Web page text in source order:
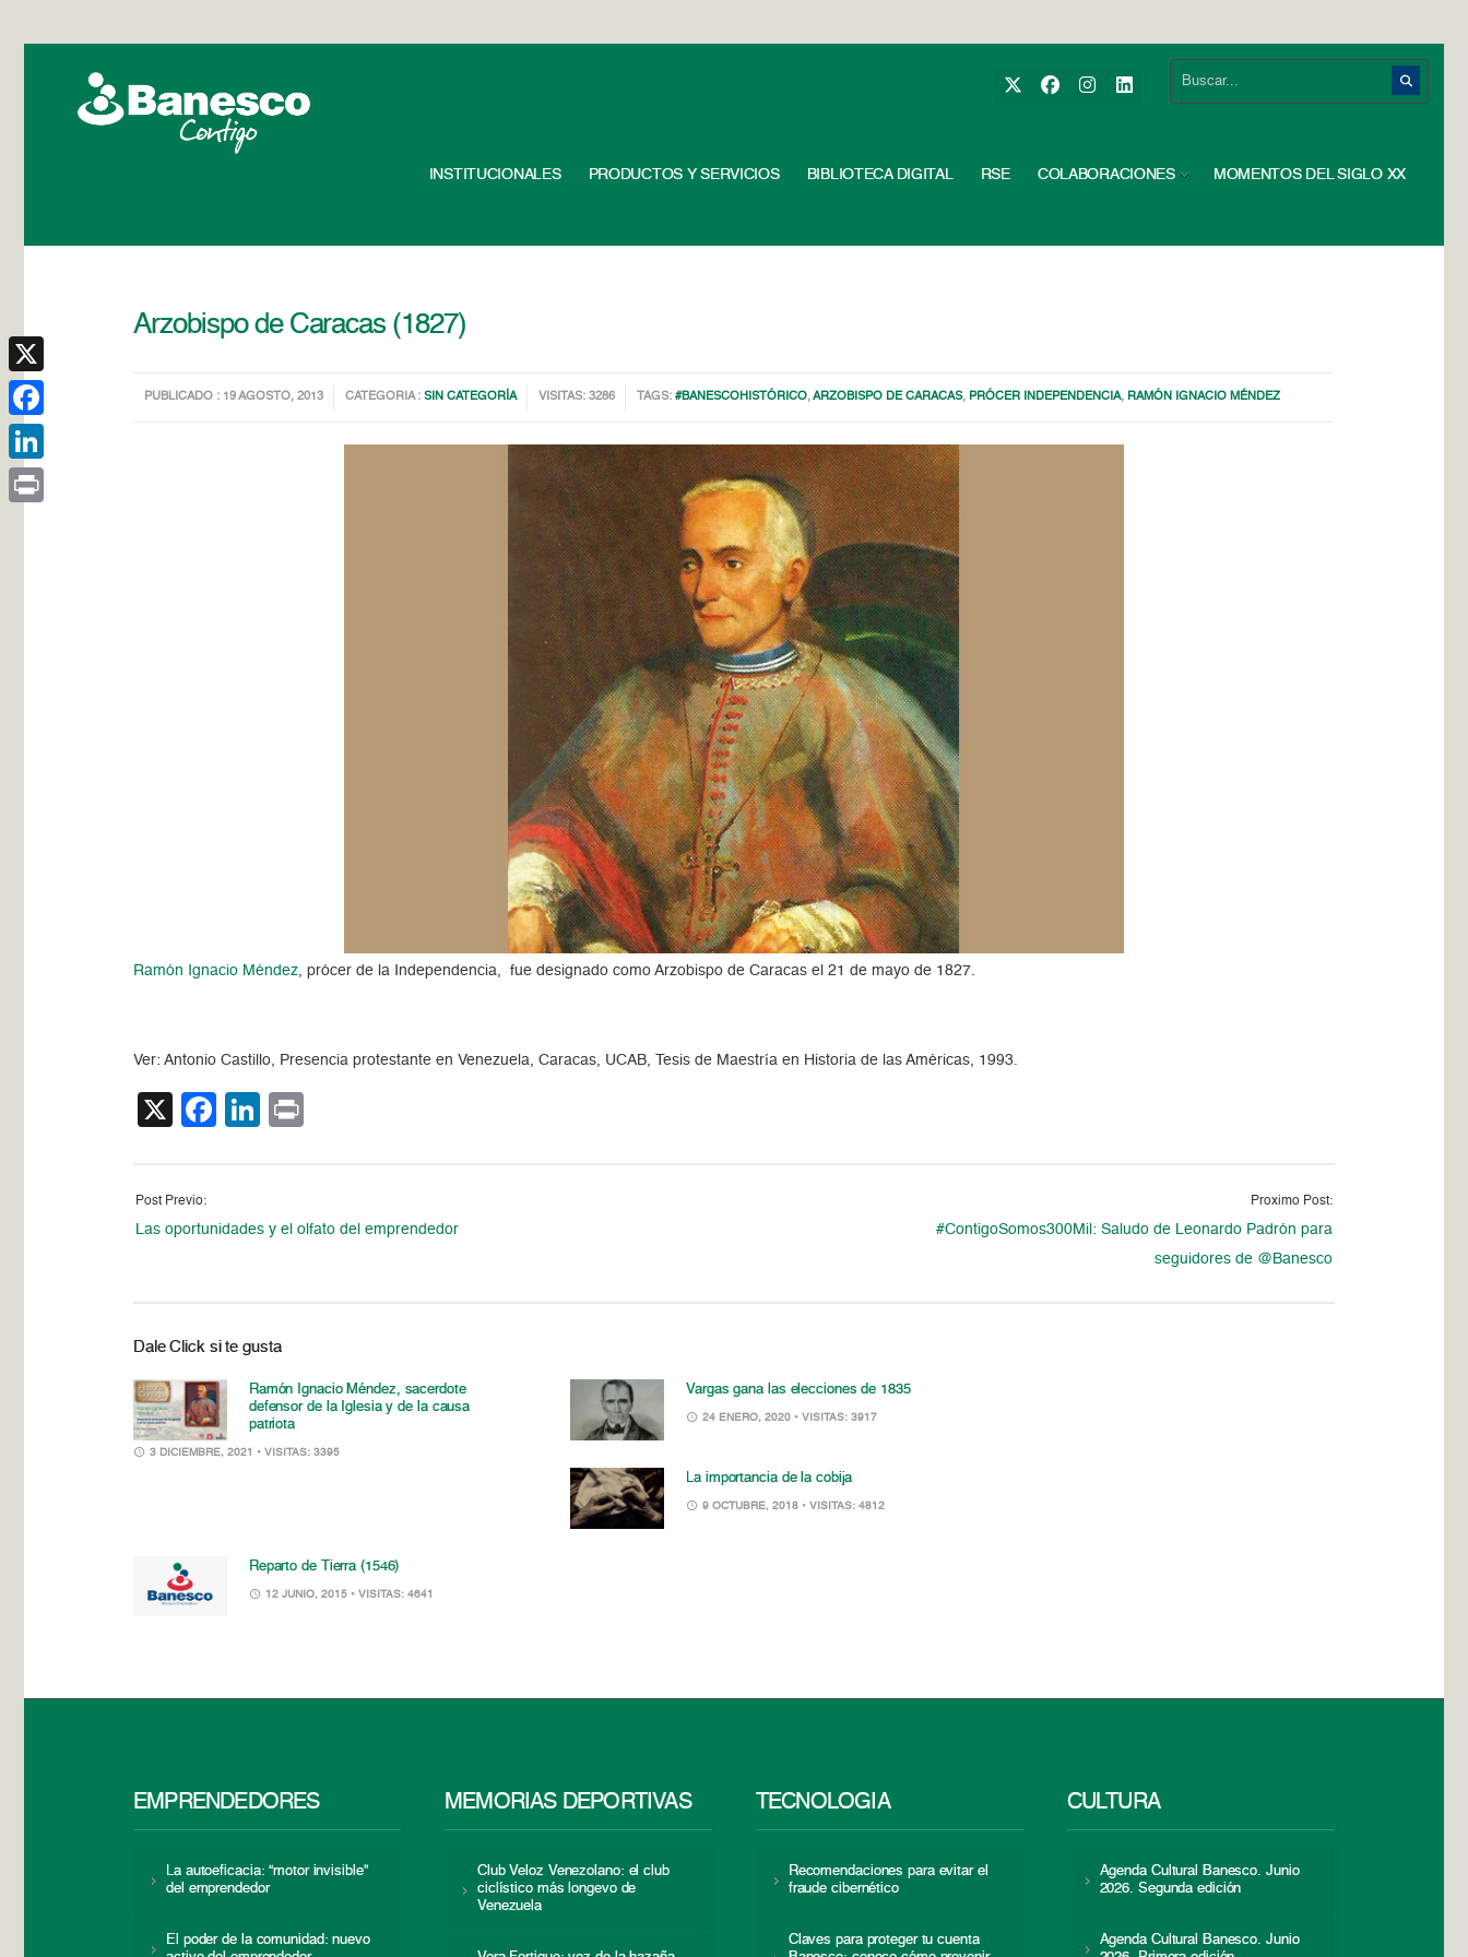
INSTITUCIONALES PRODUCTOS Y SERVICIOS BIBLIOTECA DIGITAL RSE COLABORACIONES MOMENTOS DEL SIGLO XX
Arzobispo de Caracas (1827)
PUBLICADO : 19 AGOSTO, 2013 CATEGORIA :SIN CATEGORÍA VISITAS: 3286 TAGS:#BANESCOHISTÓRICO,ARZOBISPO DE CARACAS, PRÓCER INDEPENDENCIA, RAMÓN IGNACIO MÉNDEZ
Ramón Ignacio Méndez , prócer de la Independencia, fue designado como Arzobispo de Caracas el 21 de mayo de 1827.
Ver: Antonio Castillo, Presencia protestante en Venezuela, Caracas, UCAB, Tesis de Maestría en Historia de las Américas, 1993.
X Facebook
LinkedIn
Post Previo:
Las oportunidades y el olfato del emprendedor
Proximo Post:
#ContigoSomos300Mil: Saludo de Leonardo Padrón para
seguidores de @Banesco
Dale Click si te gusta
Ramón Ignacio Méndez, sacerdote
defensor de la Iglesia y de la causa
patriota
3 DICIEMBRE, 2021 • VISITAS: 3395
Vargas gana las elecciones de 1835
24 ENERO, 2020 • VISITAS: 3917
La importancia de la cobija
9 OCTUBRE, 2018 • VISITAS: 4812
Reparto de Tierra (1546)
12 JUNIO, 2015 • VISITAS: 4641
EMPRENDEDORES
La autoeficacia: “motor invisible”
del emprendedor
El poder de la comunidad: nuevo
MEMORIAS DEPORTIVAS
Club Veloz Venezolano: el club
ciclístico más longevo de
Venezuela
TECNOLOGÍA
Recomendaciones para evitar el
fraude cibernético
Claves para proteger tu cuenta
CULTURA
Agenda Cultural Banesco. Junio
2026. Segunda edición
Agenda Cultural Banesco. Junio
X
Facebook
LinkedIn